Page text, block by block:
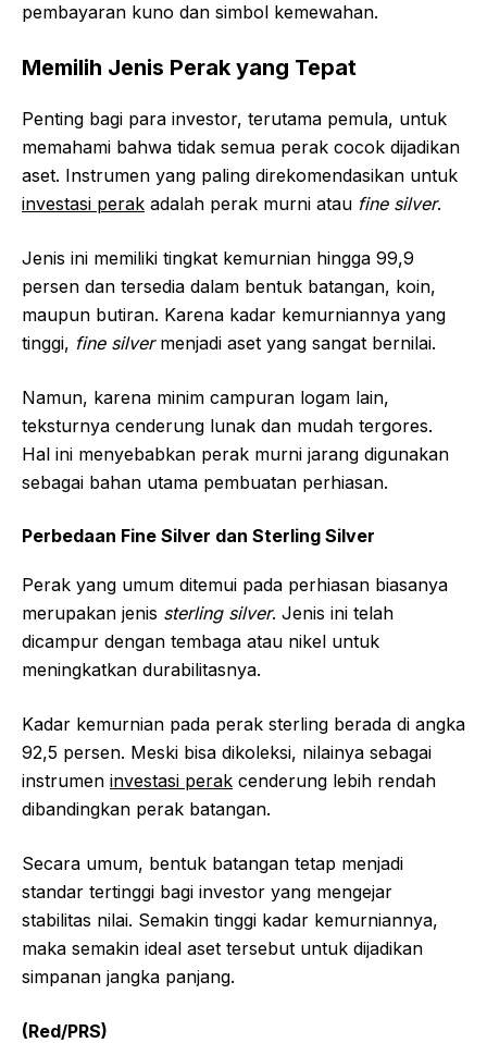
pembayaran kuno dan simbol kemewahan.
Memilih Jenis Perak yang Tepat
Penting bagi para investor, terutama pemula, untuk
memahami bahwa tidak semua perak cocok dijadikan
aset. Instrumen yang paling direkomendasikan untuk
investasi perak adalah perak murni atau fine silver.
Jenis ini memiliki tingkat kemurnian hingga 99,9
persen dan tersedia dalam bentuk batangan, koin,
maupun butiran. Karena kadar kemurniannya yang
tinggi, fine silvermenjadi aset yang sangat bernilai.
Namun, karena minim campuran logam lain,
teksturnya cenderung lunak dan mudah tergores.
Hal ini menyebabkan perak murni jarang digunakan
sebagai bahan utama pembuatan perhiasan.
Perbedaan Fine Silver dan Sterling Silver
Perak yang umum ditemui pada perhiasan biasanya
merupakan jenis sterling silver. Jenis ini telah
dicampur dengan tembaga atau nikel untuk
meningkatkan durabilitasnya.
Kadar kemurnian pada perak sterling berada di angka
92,5 persen. Meski bisa dikoleksi, nilainya sebagai
instrumen investasi perak cenderung lebih rendah
dibandingkan perak batangan.
Secara umum, bentuk batangan tetap menjadi
standar tertinggi bagi investor yang mengejar
stabilitas nilai. Semakin tinggi kadar kemurniannya,
maka semakin ideal aset tersebut untuk dijadikan
simpanan jangka panjang.
(Red/PRS)